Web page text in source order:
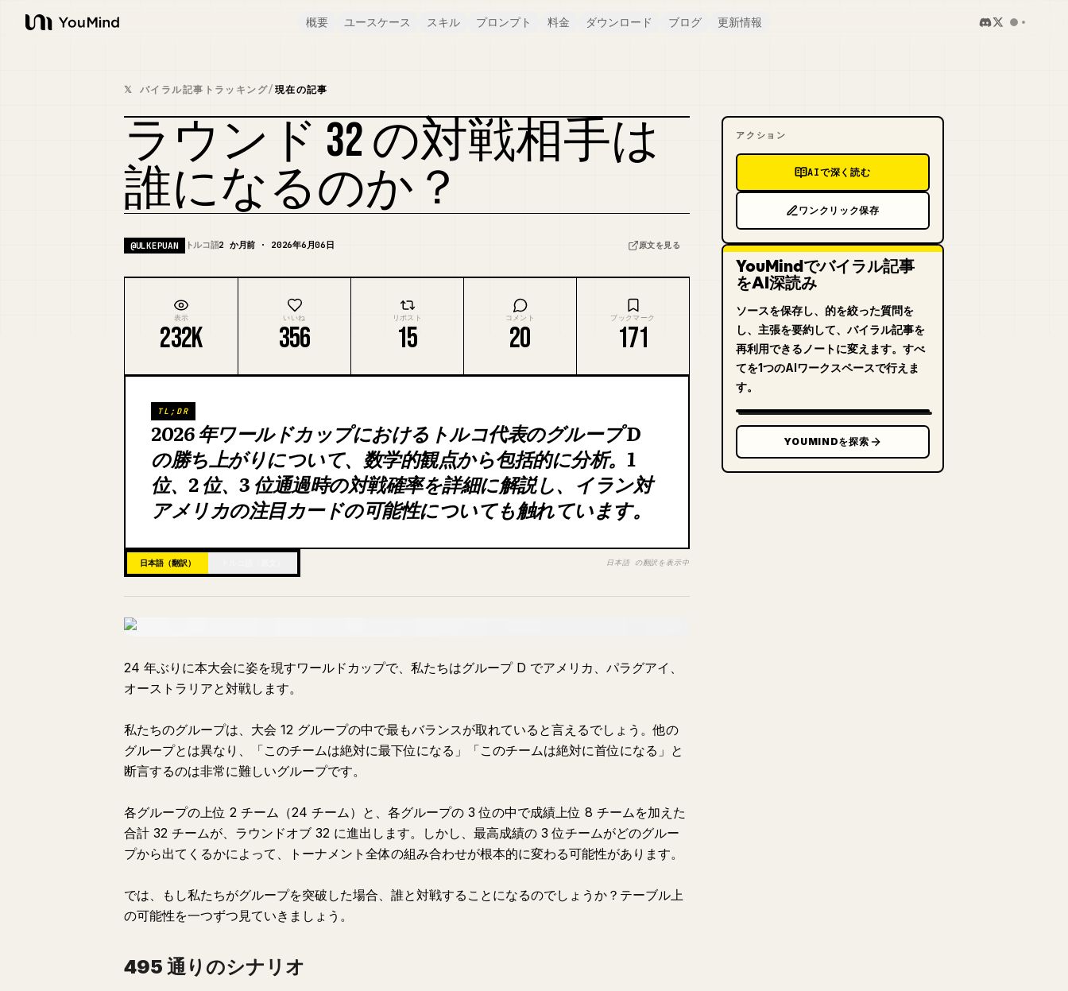
YouMind
概要 ユースケース スキル プロンプト 料金 ダウンロード ブログ 更新情報
𝕏 バイラル記事トラッキング/現在の記事
カバーをリミックス
ラウンド 32 の対戦相手は
誰になるのか？
@ULKEPUAN トルコ語2 か月前 · 2026年6月06日 原文を見る
表示
232K
いいね
356
リポスト
15
コメント
20
ブックマーク
171
TL;DR
2026 年ワールドカップにおけるトルコ代表のグループ D
の勝ち上がりについて、数学的観点から包括的に分析。1
位、2 位、3 位通過時の対戦確率を詳細に解説し、イラン対
アメリカの注目カードの可能性についても触れています。
日本語（翻訳） 日本語 の翻訳を表示中
24 年ぶりに本大会に姿を現すワールドカップで、私たちはグループ D でアメリカ、パラグアイ、
オーストラリアと対戦します。
私たちのグループは、大会 12 グループの中で最もバランスが取れていると言えるでしょう。他の
グループとは異なり、「このチームは絶対に最下位になる」「このチームは絶対に首位になる」と
断言するのは非常に難しいグループです。
各グループの上位 2 チーム（24 チーム）と、各グループの 3 位の中で成績上位 8 チームを加えた
合計 32 チームが、ラウンドオブ 32 に進出します。しかし、最高成績の 3 位チームがどのグルー
プから出てくるかによって、トーナメント全体の組み合わせが根本的に変わる可能性があります。
では、もし私たちがグループを突破した場合、誰と対戦することになるのでしょうか？テーブル上
の可能性を一つずつ見ていきましょう。
495 通りのシナリオ
アクション
AIで深く読む
ワンクリック保存
YouMindでバイラル記事
をAI深読み
ソースを保存し、的を絞った質問を
し、主張を要約して、バイラル記事を
再利用できるノートに変えます。すべ
てを1つのAIワークスペースで行えま
す。
YOUMINDを探索